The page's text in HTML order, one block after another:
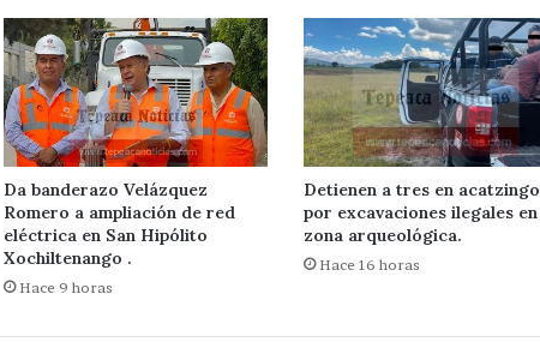
Da banderazo Velázquez
Romero a ampliación de red
eléctrica en San Hipólito
Xochiltenango .
Hace 9 horas
Detienen a tres en acatzingo
por excavaciones ilegales en
zona arqueológica.
Hace 16 horas